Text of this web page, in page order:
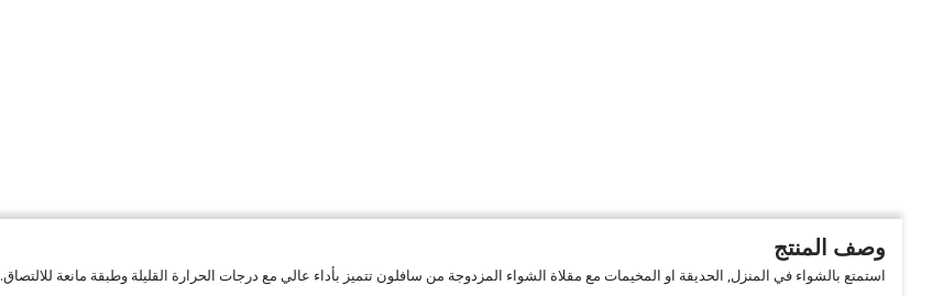
وصف المنتج
استمتع بالشواء في المنزل, الحديقة او المخيمات مع مقلاة الشواء المزدوجة من سافلون تتميز بأداء عالي مع درجات الحرارة القليلة وطبقة مانعة للالتصاق.